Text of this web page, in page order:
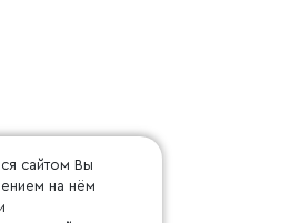
сайтом Вы
на нём